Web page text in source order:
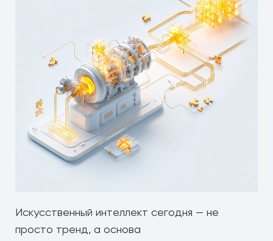
Искусственный интеллект сегодня — не
просто тренд, а основа